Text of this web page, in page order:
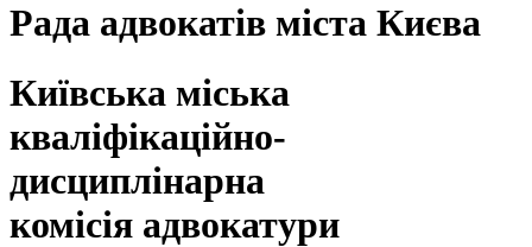
Рада адвокатів міста Києва
Київська міська
кваліфікаційно-
дисциплінарна
комісія адвокатури